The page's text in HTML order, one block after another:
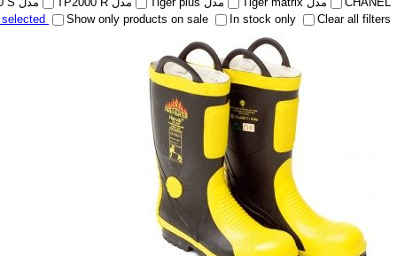
Show only products on sale In stock only Clear all filters